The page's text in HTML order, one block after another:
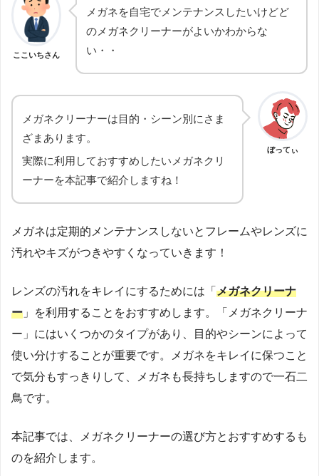
ここいちさん
メガネを自宅でメンテナンスしたいけどど
のメガネクリーナーがよいかわからな
い・・
ぼってぃ
メガネクリーナーは目的・シーン別にさま
ざまあります。
実際に利用しておすすめしたいメガネクリ
ーナーを本記事で紹介しますね！
メガネは定期的メンテナンスしないとフレームやレンズに
汚れやキズがつきやすくなっていきます！
レンズの汚れをキレイにするためには「 メガネクリーナ
ー 」を利用することをおすすめします。「メガネクリーナ
ー」にはいくつかのタイプがあり、目的やシーンによって
使い分けすることが重要です。メガネをキレイに保つこと
で気分もすっきりして、メガネも長持ちしますので一石二
鳥です。
本記事では、メガネクリーナーの選び方とおすすめするも
のを紹介します。